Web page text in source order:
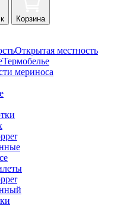
Корзина
Открытая местность
Термобелье
мериноса